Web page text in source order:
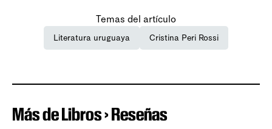
Temas del artículo
Literatura uruguaya Cristina Peri Rossi
Más de Libros › Reseñas